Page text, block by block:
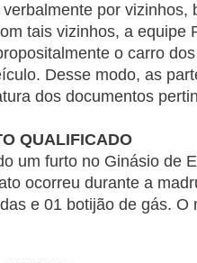
por vizinhos,
tais vizinhos, a equipe
o carro
Desse modo, as
dos documentos
QUALIFICADO
um furto no Ginásio de
ocorreu durante a
e 01 botijão de gás. O